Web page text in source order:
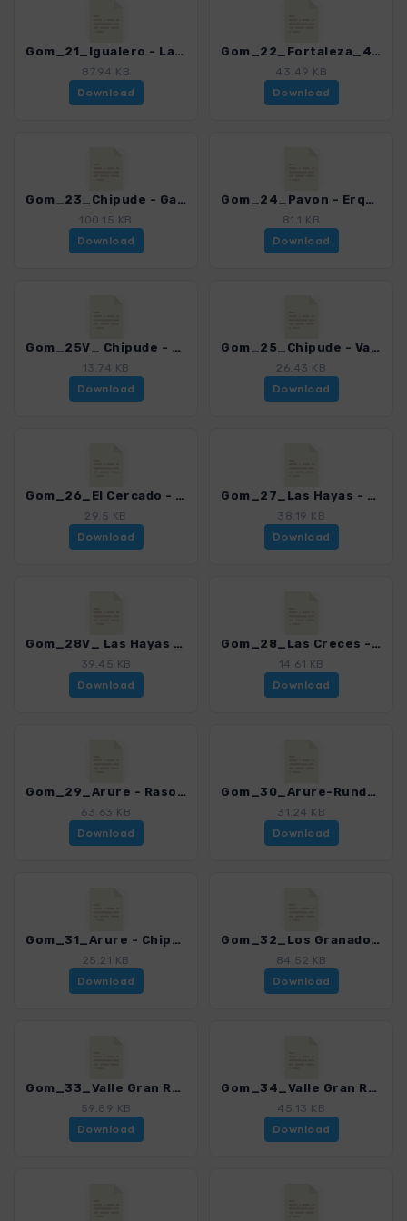
Gom_21_Igualero - La Dama_4007_15.gpx
87.94 KB
Download
Gom_22_Fortaleza_4007_15.gpx
43.49 KB
Download
Gom_23_Chipude - Garajonay_4007_15.gpx
100.15 KB
Download
Gom_24_Pavon - Erque - Erquito - GR 131 - Pavon_4007_15.gpx
81.1 KB
Download
Gom_25V_ Chipude - El Cercado_4007_15.gpx
13.74 KB
Download
Gom_25_Chipude - Valle Gran Rey_4007_15.gpx
26.43 KB
Download
Gom_26_El Cercado - Valle Gran Rey_4007_15.gpx
29.5 KB
Download
Gom_27_Las Hayas - Jardin de las Creces_4007_15.gpx
38.19 KB
Download
Gom_28V_ Las Hayas - Jardin de las Creces - Raso de la Bruma_4007_15.gpx
39.45 KB
Download
Gom_28_Las Creces - Raso Bruma_4007_15.gpx
14.61 KB
Download
Gom_29_Arure - Raso de la Bruma_4007_15.gpx
63.63 KB
Download
Gom_30_Arure-Runde_4007_15.gpx
31.24 KB
Download
Gom_31_Arure - Chipude_4007_15.gpx
25.21 KB
Download
Gom_32_Los Granados - Arure - Mirador Palmarejo_4007_15.gpx
84.52 KB
Download
Gom_33_Valle Gran Rey - Las Hayas_4007_15.gpx
59.89 KB
Download
Gom_34_Valle Gran Rey - Vallehermoso_4007_15.gpx
45.13 KB
Download